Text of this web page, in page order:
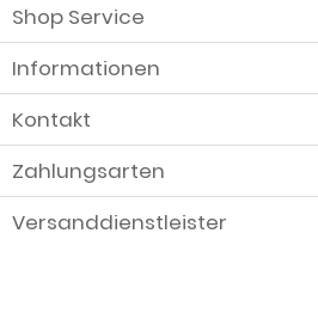
Shop Service
Informationen
Kontakt
Zahlungsarten
Versanddienstleister